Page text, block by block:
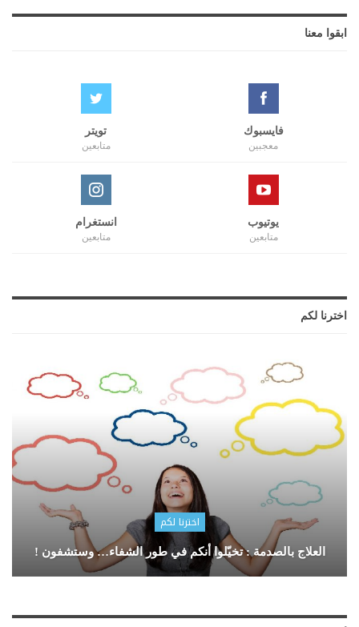
ابقوا معنا
فايسبوك
معجبين
تويتر
متابعين
يوتيوب
متابعين
انستغرام
متابعين
اخترنا لكم
اخترنا لكم
العلاج بالصدمة : تخيّلوا أنكم في طور الشفاء… وستشفون !